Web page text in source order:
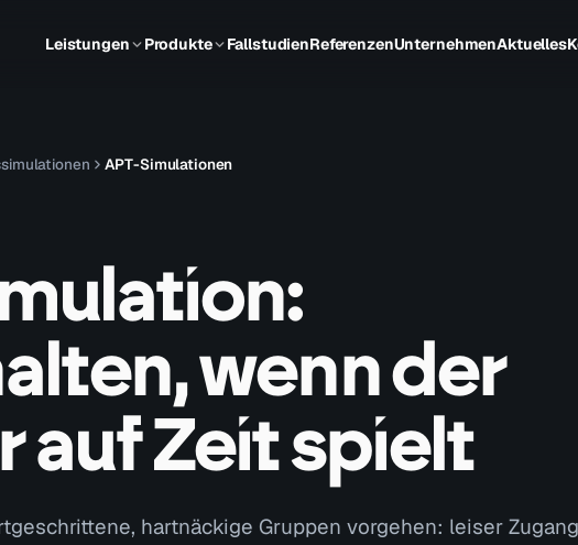
Leistungen Produkte FallstudienReferenzenUnternehmenAktuelles
APT-Simulationen
wenn der
auf Zeit spielt
hartnäckige Gruppen vorgehen: leiser